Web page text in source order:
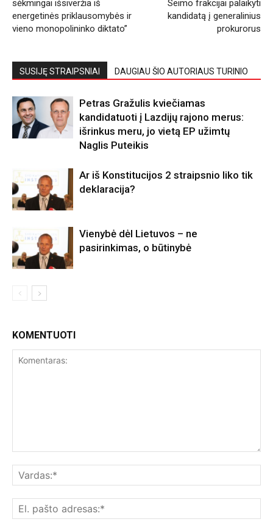
sėkmingai išsiveržia iš
energetinės priklausomybės ir
vieno monopolininko diktato”
Seimo frakcijai palaikyti
kandidatą į generalinius
prokurorus
SUSIJĘ STRAIPSNIAI DAUGIAU ŠIO AUTORIAUS TURINIO
Petras Gražulis kviečiamas
kandidatuoti į Lazdijų rajono merus:
išrinkus meru, jo vietą EP užimtų
Naglis Puteikis
Ar iš Konstitucijos 2 straipsnio liko tik
deklaracija?
Vienybė dėl Lietuvos – ne
pasirinkimas, o būtinybė
KOMENTUOTI